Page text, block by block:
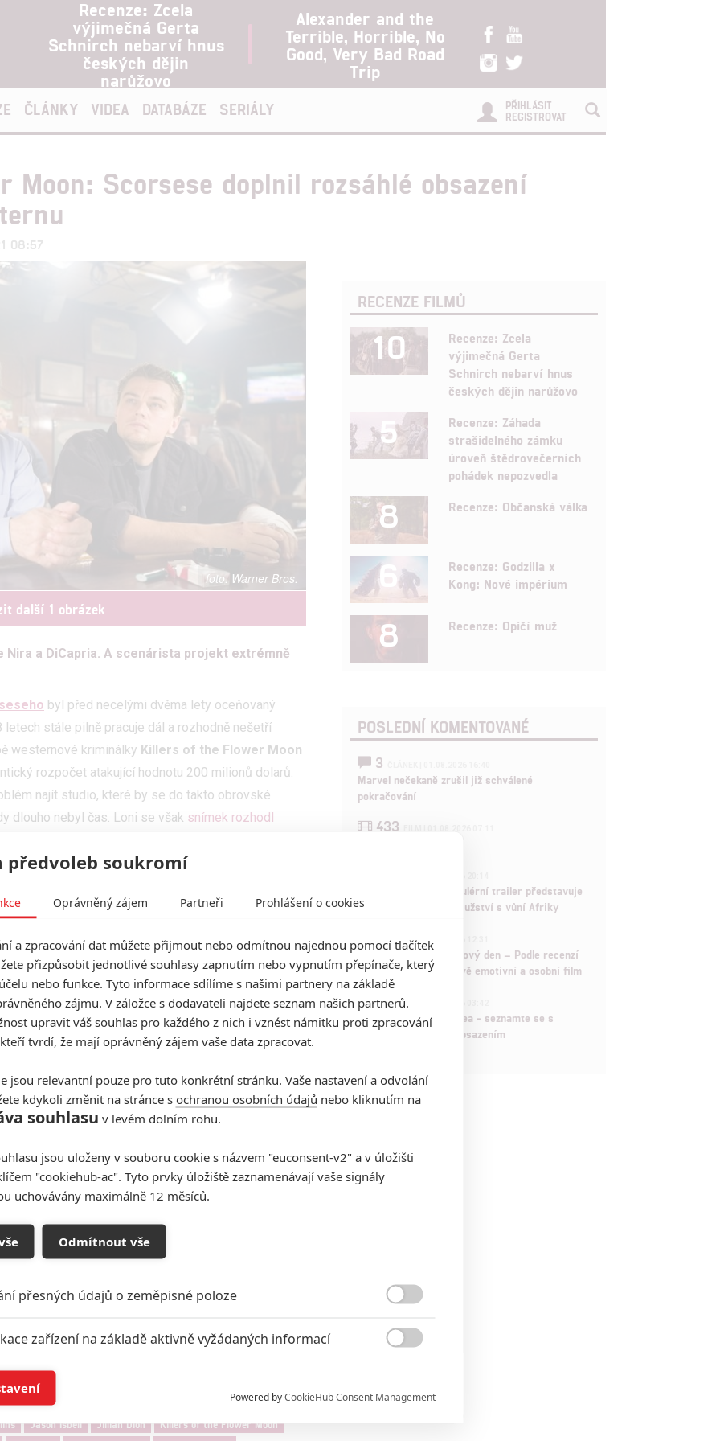
Recenze: Zcela
výjimečná Gerta
Schnirch nebarví hnus
českých dějin
narůžovo
Alexander and the
Terrible, Horrible, No
Good, Very Bad Road
Trip
ČLÁNKY VIDEA DATABÁZE SERIÁLY
PŘIHLÁSIT
REGISTROVAT
Moon: Scorsese doplnil rozsáhlé obsazení
08:57
Warner Bros.
další 1 obrázek
Nira a DiCapria. A scenárista projekt extrémně
byl před necelými dvěma lety oceňovaný
stále pilně pracuje dál a rozhodně nešetří
westernové kriminálky Killers of the Flower Moon
rozpočet atakující hodnotu 200 milionů dolarů.
najít studio, které by se do takto obrovské
dlouho nebyl čas. Loni se však snímek rozhodl
začít.
Netflix devalvují kinematografii
podstatně rozšířilo herecké obsazení. Už
Scorseseho dohledem poprvé sejdou režisérovi
aRobert De Niro, které pak doplní zejména
další jména. Do dosud neznámých rolí byli
(seriálBludné kruhy),Pat Healy(Bad Education)
Jasona Isbella Sturgilla Simpsona
. Dále ve
Belleau, Louis Cancelmi ,Jason Isbell,Sturgill
Colliderrozpovídal scenárista Eric Rotha
k dispozici všechny ingredience k tomu, aby se ze
jednat o jeden z nejlepších filmů Rothovy kariéry.
avšak na takový,jaký by nikoho nikdy nenapadl a
. Zkrátka se má jednat o něco,co jsme svým
jaké míry můžeme od scenáristy čekat skutečně
že jdou tvůrci do projektu skutečně s chutí.
Zdroje:Deadline
Jason Isbell Jillian Dion
Killers of the Flower Moon
RECENZE FILMŮ
10
Recenze: Zcela
výjimečná Gerta
Schnirch nebarví hnus
českých dějin narůžovo
5
Recenze: Záhada
strašidelného zámku
úroveň štědrovečerních
pohádek nepozvedla
8 Recenze: Občanská válka
6
Recenze: Godzilla x
Kong: Nové impérium
8 Recenze: Opičí muž
POSLEDNÍ KOMENTOVANÉ
3
Marvel nečekaně zrušil již schválené
pokračování
433
Děti krve a kostí: Regulérní trailer představuje
akční fantasy dobrodružství s vůní Afriky
ČLÁNEK | 30.07.2026 12:31
Spider-Man: Zbrusu nový den – Podle recenzí
máme čekat překvapivě emotivní a osobní film
1ČLÁNEK | 30.07.2026 03:42
Velké preview: Odyssea - seznamte se s
maximálně nabitým obsazením
předvoleb soukromí
Oprávněný zájem Partneři Prohlášení o cookies
a zpracování dat můžete přijmout nebo odmítnou najednou pomocí tlačítek
přizpůsobit jednotlivé souhlasy zapnutím nebo vypnutím přepínače, který
nebo funkce. Tyto informace sdílíme s našimi partnery na základě
zájmu. V záložce s dodavateli najdete seznam našich partnerů.
upravit váš souhlas pro každého z nich i vznést námitku proti zpracování
tvrdí, že mají oprávněný zájem vaše data zpracovat.
jsou relevantní pouze pro tuto konkrétní stránku. Vaše nastavení a odvolání
kdykoli změnit na stránce s ochranou osobních údajů nebo kliknutím na
souhlasu v levém dolním rohu.
jsou uloženy v souboru cookie s názvem "euconsent-v2" a v úložišti
"cookiehub-ac". Tyto prvky úložiště zaznamenávají vaše signály
uchovávány maximálně 12 měsíců.
Odmítnout vše
přesných údajů o zeměpisné poloze
zařízení na základě aktivně vyžádaných informací
a/nebo přístup k informacím v zařízení

založená na omezených údajích a měření reklamy
Powered byCookieHub Consent Management